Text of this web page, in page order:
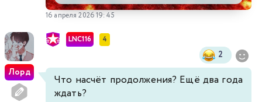
16 апреля 2026 19:45
Лорд
LNC116 4
2
Что насчёт продолжения? Ещё два года
ждать?